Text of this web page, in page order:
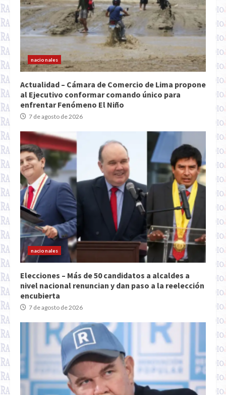
nacionales
Actualidad – Cámara de Comercio de Lima propone
al Ejecutivo conformar comando único para
enfrentar Fenómeno El Niño
7 de agosto de 2026
nacionales
Elecciones – Más de 50 candidatos a alcaldes a
nivel nacional renuncian y dan paso a la reelección
encubierta
7 de agosto de 2026